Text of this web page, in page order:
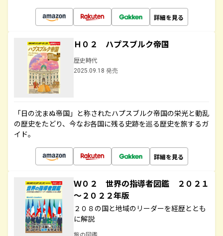
詳細を見る
Ｈ０２ ハプスブルク帝国
歴史時代
2025.09.18 発売
「日の沈まぬ帝国」と称されたハプスブルク帝国の栄光と動乱
の歴史をたどり、今なお各国に残る史跡を巡る歴史を旅するガ
イド。
詳細を見る
Ｗ０２ 世界の指導者図鑑 ２０２１
～２０２２年版
２０８の国と地域のリーダーを経歴ととも
に解説
旅の図鑑